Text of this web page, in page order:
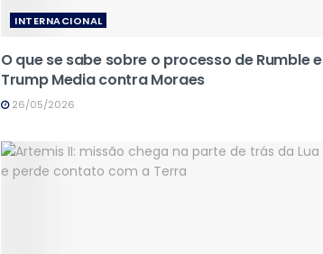
INTERNACIONAL
O que se sabe sobre o processo de Rumble e
Trump Media contra Moraes
26/05/2026